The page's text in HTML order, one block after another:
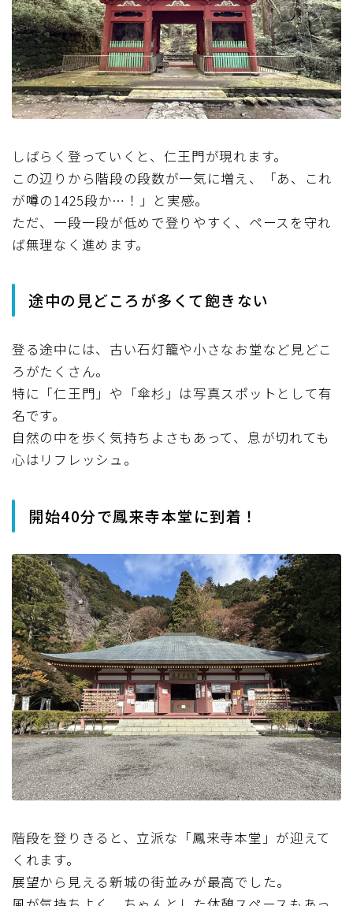
しばらく登っていくと、仁王門が現れます。
この辺りから階段の段数が一気に増え、「あ、これ
が噂の1425段か…！」と実感。
ただ、一段一段が低めで登りやすく、ペースを守れ
ば無理なく進めます。
途中の見どころが多くて飽きない
登る途中には、古い石灯籠や小さなお堂など見どこ
ろがたくさん。
特に「仁王門」や「傘杉」は写真スポットとして有
名です。
自然の中を歩く気持ちよさもあって、息が切れても
心はリフレッシュ。
開始40分で鳳来寺本堂に到着！
階段を登りきると、立派な「鳳来寺本堂」が迎えて
くれます。
展望から見える新城の街並みが最高でした。